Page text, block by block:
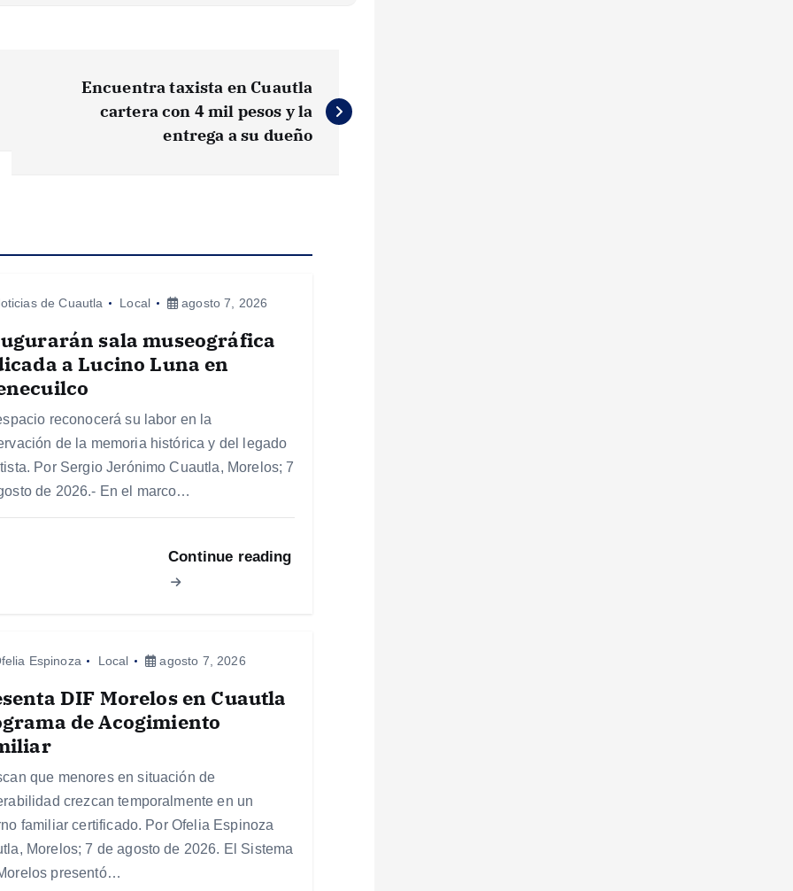
Encuentra taxista en Cuautla
cartera con 4 mil pesos y la
entrega a su dueño
de Cuautla Local agosto 7, 2026
sala museográfica
a Lucino Luna en
reconocerá su labor en la
de la memoria histórica y del legado
Por Sergio Jerónimo Cuautla, Morelos; 7
de 2026.- En el marco…
Continue reading
Espinoza Local agosto 7, 2026
DIF Morelos en Cuautla
de Acogimiento
que menores en situación de
crezcan temporalmente en un
familiar certificado. Por Ofelia Espinoza
Morelos; 7 de agosto de 2026. El Sistema
presentó…